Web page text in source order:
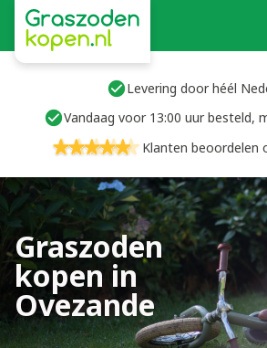
Levering door héél
Vandaag voor 13:00 uur besteld,
Klanten beoordelen
Graszoden
kopen in
Ovezande